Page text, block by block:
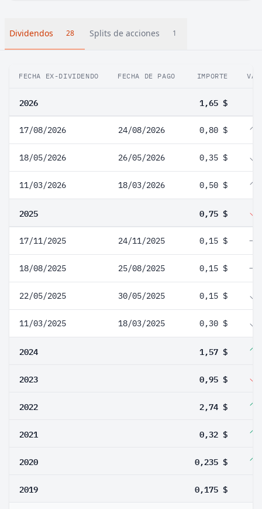
Dividendos 28 Splits de acciones 1
FECHA EX-DIVIDENDO FECHA DE PAGO IMPORTE
2026 1,65 $
17/08/2026 24/08/2026 0,80 $
18/05/2026 26/05/2026 0,35 $
11/03/2026 18/03/2026 0,50 $
2025 0,75 $
17/11/2025 24/11/2025 0,15 $
18/08/2025 25/08/2025 0,15 $
22/05/2025 30/05/2025 0,15 $
11/03/2025 18/03/2025 0,30 $
2024 1,57 $
2023 0,95 $
2022 2,74 $
2021 0,32 $
2020 0,235 $
2019 0,175 $